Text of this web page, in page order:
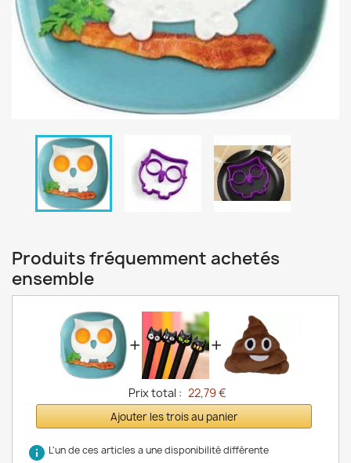
Produits fréquemment achetés
ensemble
+ +
Prix total : 22,79 €
Ajouter les trois au panier
info L'un de ces articles a une disponibilité différente